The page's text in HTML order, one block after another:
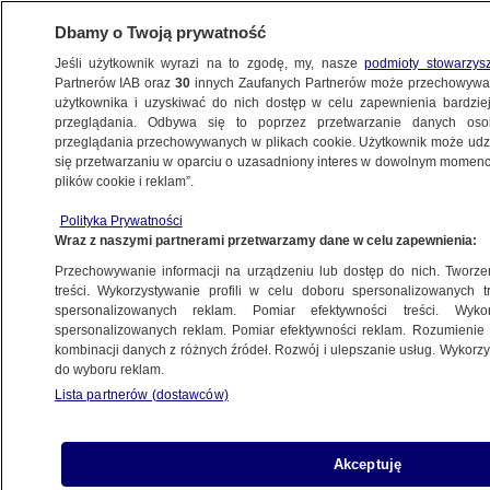
WARSZAWA
PRAGA POŁUDNIE
przesunięte z powodu żałoby
22.04.2025, 16:12
Udostępnij
Dbamy o Twoją prywatność
Jeśli użytkownik wyrazi na to zgodę, my, naszepodmioty
Partnerów IAB oraz30 innych Zaufanych Partnerów może
użytkownika i uzyskiwać do nich dostęp w celu zapewnienia
przeglądania. Odbywa się to poprzez przetwarzanie danych
przeglądania przechowywanych w plikach cookie. Użytkownik może
się przetwarzaniu w oparciu o uzasadniony interes w dowolnym
plików cookie i reklam”.
Polityka Prywatności
Wraz z naszymi partnerami przetwarzamy dane w celu zapewnienia:
Przechowywanie informacji na urządzeniu lub dostęp do nich.
treści. Wykorzystywanie profili w celu doboru spersonalizowanych
spersonalizowanych reklam. Pomiar efektywności treści.
spersonalizowanych reklam. Pomiar efektywności reklam.
kombinacji danych z różnych źródeł. Rozwój i ulepszanie usług.
do wyboru reklam.
Lista partnerów (dostawców)
Akceptuję